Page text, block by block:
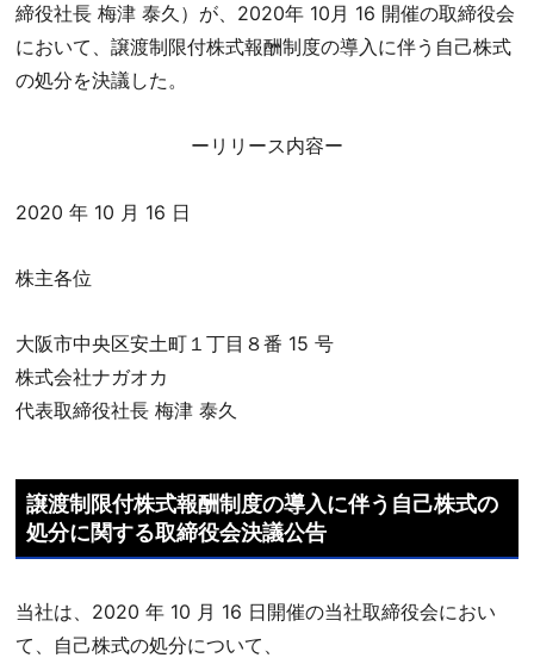
締役社長 梅津 泰久）が、2020年 10月 16 開催の取締役会
において、譲渡制限付株式報酬制度の導入に伴う自己株式
の処分を決議した。
ーリリース内容ー
2020 年 10 月 16 日
株主各位
大阪市中央区安土町１丁目８番 15 号
株式会社ナガオカ
代表取締役社長 梅津 泰久
譲渡制限付株式報酬制度の導入に伴う自己株式の
処分に関する取締役会決議公告
当社は、2020 年 10 月 16 日開催の当社取締役会におい
て、自己株式の処分について、